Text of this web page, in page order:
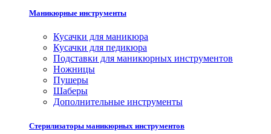
Маникюрные инструменты
Кусачки для маникюра
Кусачки для педикюра
Подставки для маникюрных инструментов
Ножницы
Пушеры
Шаберы
Дополнительные инструменты
Стерилизаторы маникюрных инструментов